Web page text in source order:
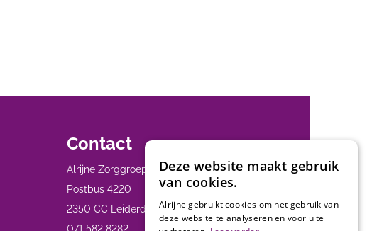
Contact
Alrijne Zorggroep
Postbus 4220
2350 CC Leiderdorp
Deze website maakt gebruik
van cookies.
Alrijne gebruikt cookies om het gebruik van
deze website te analyseren en voor u te